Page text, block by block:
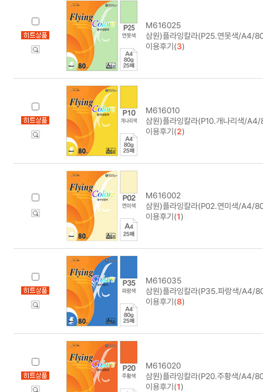
M616025
삼원)플라잉칼라(P25.연못색/A4/
이용후기(3)
M616010
삼원)플라잉칼라(P10.개나리색/
이용후기(2)
M616002
삼원)플라잉칼라(P02.연미색/A4/
이용후기(1)
M616035
삼원)플라잉칼라(P35.파랑색/A4/
이용후기(8)
M616020
삼원)플라잉칼라(P20.주황색/A4/
이용후기(1)